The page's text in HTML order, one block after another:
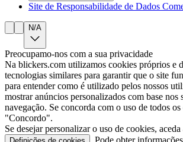
Site de Responsabilidade de Dados
N/A
Preocupamo-nos com a sua privacidade
Na blickers.com utilizamos cookies próprios e
tecnologias similares para garantir que o site
para entender como é utilizado pelos nossos
mostrar anúncios personalizados com base nos
navegação. Se concorda com o uso de todos
"Concordo".
Se desejar personalizar o uso de cookies, aceda
. Pode obter